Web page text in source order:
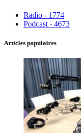
Radio - 1774
Podcast - 4673
Articles populaires